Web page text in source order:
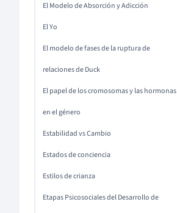
El Modelo de Absorción y Adicción
El Yo
El modelo de fases de la ruptura de
relaciones de Duck
El papel de los cromosomas y las hormonas
en el género
Estabilidad vs Cambio
Estados de conciencia
Estilos de crianza
Etapas Psicosociales del Desarrollo de